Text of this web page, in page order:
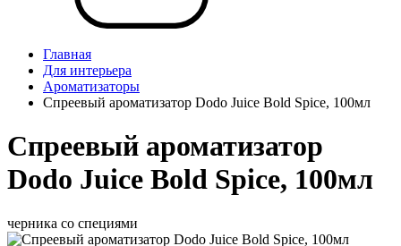
Главная
Для интерьера
Ароматизаторы
Спреевый ароматизатор Dodo Juice Bold Spice, 100мл
Спреевый ароматизатор
Dodo Juice Bold Spice, 100мл
черника со специями